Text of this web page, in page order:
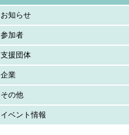
お知らせ
参加者
支援団体
企業
その他
イベント情報